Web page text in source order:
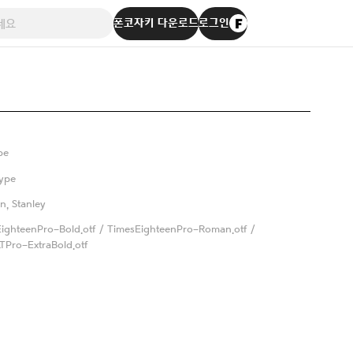
폰코자키 다운로드로그인
Stanley
Bold.otf / TimesEighteenPro-Roman.otf /
ExtraBold.otf